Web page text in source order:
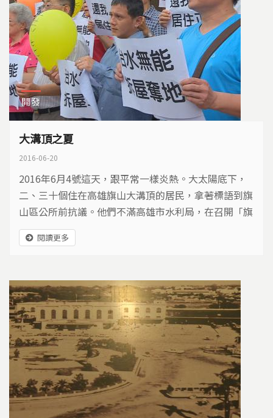
開發
大溝頂之夏
2016-06-20
2016年6月4號這天，跟平常一樣炎熱。大太陽底下，
二、三十個住在高雄旗山大溝頂的居民，拿著標語到旗
山區公所前抗議。他們不滿高雄市水利局，在召開「旗
山區第二號排水改善工程」第二次公聽會時，沒有邀請
他們…閱讀更多